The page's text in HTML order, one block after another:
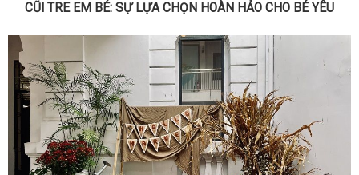
CŨI TRE EM BÉ: SỰ LỰA CHỌN HOÀN HẢO CHO BÉ YÊU